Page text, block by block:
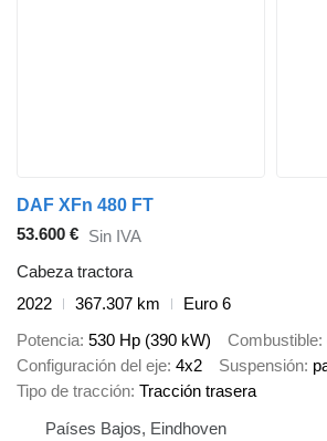
DAF XFn 480 FT
53.600 € Sin IVA
Cabeza tractora
2022
367.307 km
Euro 6
Potencia 530 Hp (390 kW) Combustible
Configuración del eje 4x2 Suspensión
Tipo de tracción Tracción trasera
Países Bajos, Eindhoven